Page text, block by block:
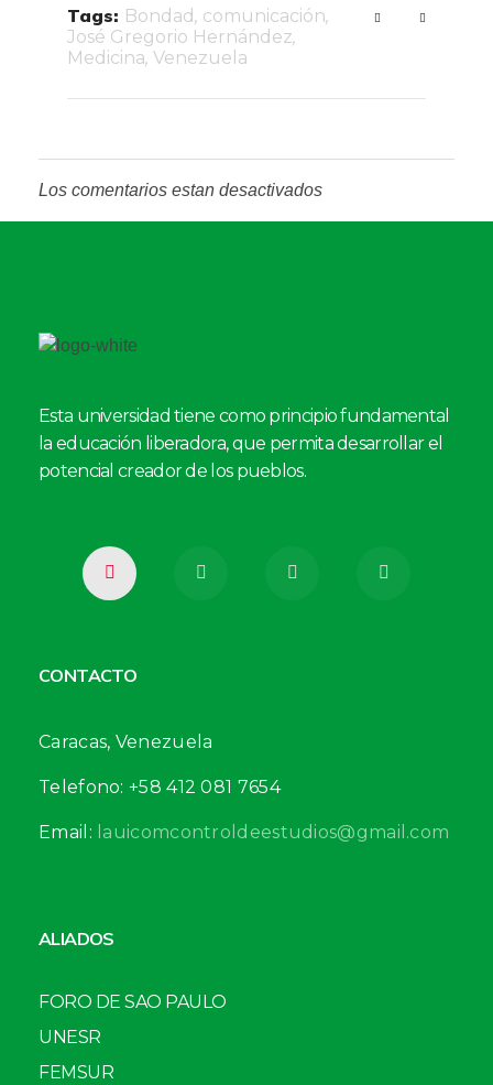
Tags: Bondad, comunicación,
José Gregorio Hernández,
Medicina,Venezuela
Los comentarios estan desactivados
Esta universidad tiene como principio fundamental
la educación liberadora, que permita desarrollar el
potencial creador de los pueblos.
CONTACTO
Caracas, Venezuela
Telefono: +58 412 081 7654
Email: lauicomcontroldeestudios@gmail.com
ALIADOS
FORO DE SAO PAULO
UNESR
FEMSUR